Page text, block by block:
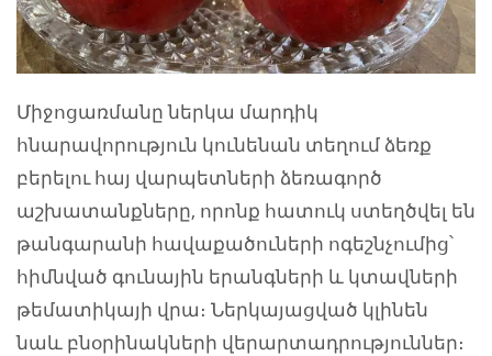
Միջոցառմանը ներկա մարդիկ
հնարավորություն կունենան տեղում ձեռք
բերելու հայ վարպետների ձեռագործ
աշխատանքները, որոնք հատուկ ստեղծվել են
թանգարանի հավաքածուների ոգեշնչումից՝
հիմնված գունային երանգների և կտավների
թեմատիկայի վրա։ Ներկայացված կլինեն
նաև բնօրինակների վերարտադրություններ։